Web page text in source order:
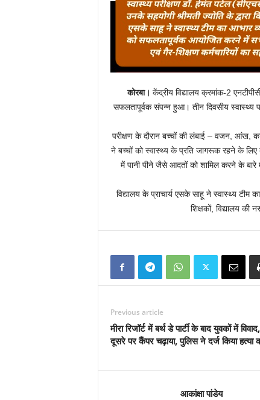
कोरबा। केंद्रीय विद्यालय क्रमांक-2
सफलतापूर्वक संपन्न हुआ। तीन दिवसीय स्वास्थ्य
परीक्षण के दौरान बच्चों की लंबाई – वजन, आंख,
ने बच्चों को स्वास्थ्य के प्रति जागरूक रहने के लिए
में पानी पीने जैसे आदतों को शामिल करने के
विद्यालय के प्राचार्य एसके साहू ने स्वास्थ्य
शिक्षकों, विद्यालय की
Previous article
मीरा रिजॉर्ट में बर्थ डे पार्टी के बाद युवकों में
दूसरे पर कैंपर चढ़ाया, पुलिस ने दर्ज किया हत्या
आकांक्षा पांडेय